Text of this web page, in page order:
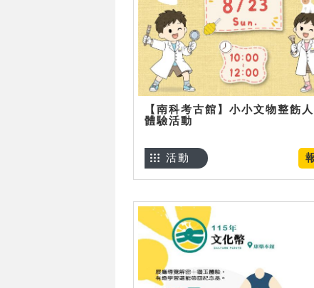
【南科考古館】小小文物整飭
體驗活動
活動